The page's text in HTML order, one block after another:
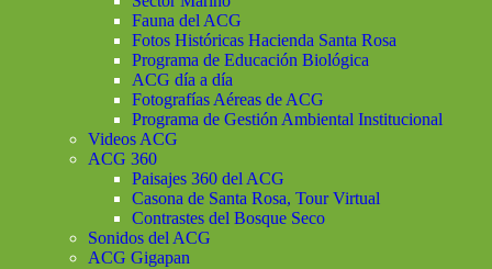
Fauna del ACG
Fotos Históricas Hacienda Santa Rosa
Programa de Educación Biológica
ACG día a día
Fotografías Aéreas de ACG
Programa de Gestión Ambiental Institucional
Videos ACG
ACG 360
Paisajes 360 del ACG
Casona de Santa Rosa, Tour Virtual
Contrastes del Bosque Seco
Sonidos del ACG
ACG Gigapan